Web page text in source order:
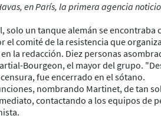
en París, la primera agencia
solo un tanque alemán se
comité de la resistencia que
la redacción. Diez personas
Bourgeon, el mayor del grupo.
fue encerrado en el sótano.
nombrando Martinet, de tan
contactando a los equipos de